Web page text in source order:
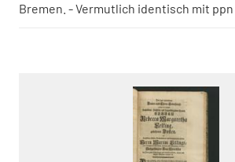
Bremen. - Vermutlich identisch mit ppn